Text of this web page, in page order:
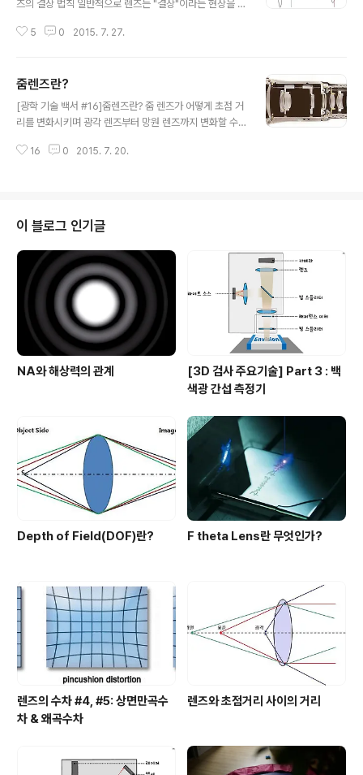
즈의 결상 법칙 일반적으로 렌즈는 "결상"이라는 현상을 통
한 "결상" 이라는 현상은3가지의 법칙을 따르게 됩니다. 우
는데 이는 아래와 같이 설명할 수 있습니다. 결상 법칙 #1 :
광축에 평행한 빛은 렌즈의 초점을 지나간다. 결상 법칙 #
2 : 렌즈의 초점을 지나가는 빛은 광축에 평행하다. 결상 법
존재하는 모든 렌즈는 바로 이 3가지의 법칙에 부합하게
5 0 2015. 7. 27.
줌렌즈란?
[광학 기술 백서 #16]줌렌즈란? 줌 렌즈가 어떻게 초점 거
리를 변화시키며 광각 렌즈부터 망원 렌즈까지 변화할 수
처: http://www.professional-lenses.com/de/lens
렌즈보다 많은 30여 개의 단일 렌즈를 조합하여 만듭니다.
그렇기 때문에 일반 렌즈에 비해 빛의 투과량이 적고, 광효
율도 나빠져 초창기에는 특수한 경우를 제외하고는 많이
사용되지 않았습니다. 그러나 광학 기술이 발전함에 따라,
좋은 성능의 렌즈와 Coating ..
16 0 2015. 7. 20.
이 블로그 인기글
NA와 해상력의 관계
[3D 검사 주요기술] Part 3 : 백
색광 간섭 측정기
Depth of Field(DOF)란? F theta Lens란 무엇인가?
렌즈의 수차 #4, #5: 상면만곡수
차 & 왜곡수차
렌즈와 초점거리 사이의 거리